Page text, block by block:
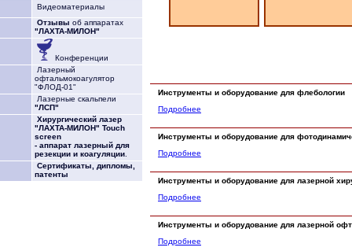
Видеоматериалы
Отзывы об аппаратах
"ЛАХТА-МИЛОН"
Конференции
Лазерный
офтальмокоагулятор
"ФЛОД-01"
Лазерные скальпели
"ЛСП"
Хирургический лазер
"ЛАХТА-МИЛОН" Touch
screen
- аппарат лазерный для
резекции и коагуляции
Сертификаты, дипломы,
патенты
Инструменты и оборудование для флебологии
Подробнее
Инструменты и оборудование для
Подробнее
Инструменты и оборудование для лазерной
Подробнее
Инструменты и оборудование для лазерной
Подробнее